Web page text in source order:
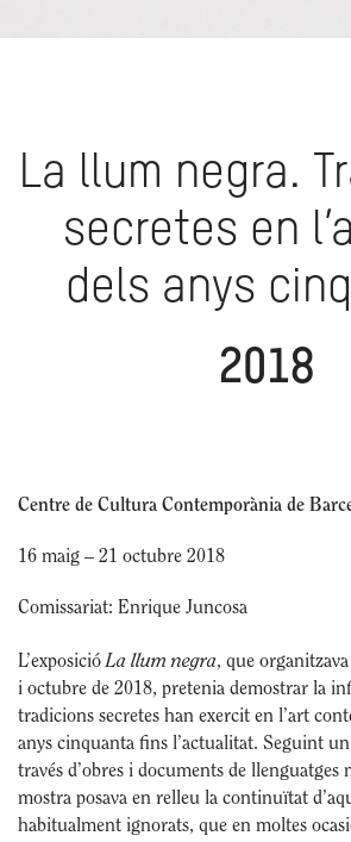
La llum negra.
secretes en
dels anys
2018
Centre de Cultura Contemporània de
16 maig – 21 octubre 2018
Comissariat: Enrique Juncosa
L’exposicióLa llum negra, que
i octubre de 2018, pretenia demostrar la
tradicions secretes han exercit en l’art
anys cinquanta fins l’actualitat. Seguint
través d’obres i documents de llenguatges
mostra posava en relleu la continuïtat
habitualment ignorats, que en moltes